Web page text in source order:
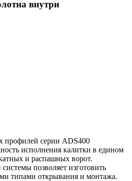
внутри
профилей серии ADS400
исполнения калитки в едином
и распашных ворот.
позволяет изготовить
типами открывания и монтажа.